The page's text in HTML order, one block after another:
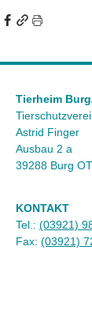
Tierheim
Astrid Finger
Ausbau 2 a
39288 Burg
KONTAKT
Tel.: (03921)
Fax: (03921)